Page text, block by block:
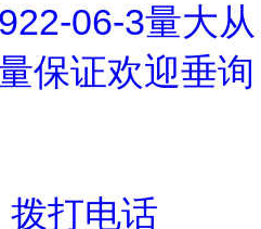
06-3量大从
保证欢迎垂询
拨打电话